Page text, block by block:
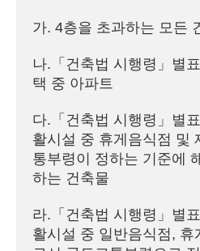
가. 4층을 초과하는 모든
나.「건축법 시행령」별
택 중 아파트
다.「건축법 시행령」별
활시설 중 휴게음식점 및
통부령이 정하는 기준에
하는 건축물
라.「건축법 시행령」별
활시설 중 일반음식점, 휴